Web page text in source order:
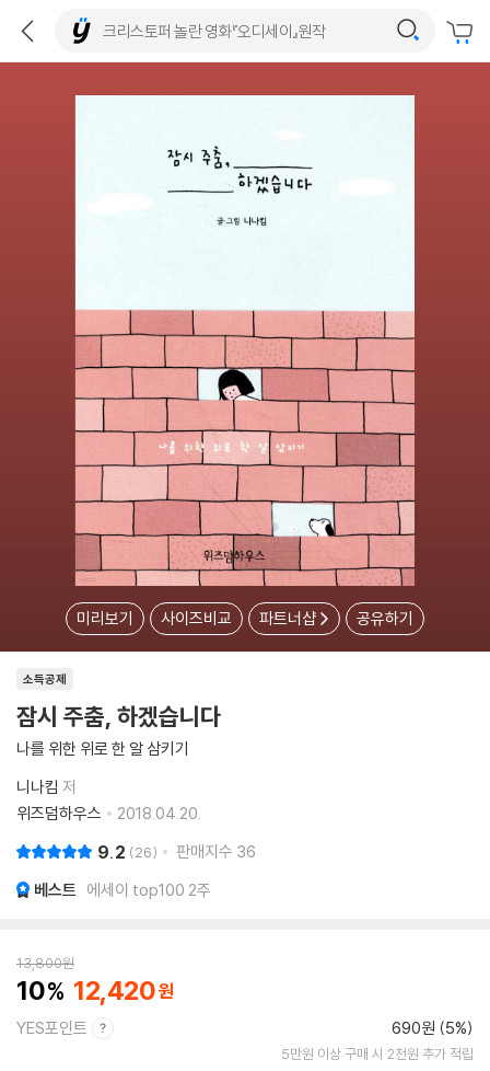
미리보기 사이즈비교 파트너샵 공유하기
소득공제
잠시 주춤, 하겠습니다
나를 위한 위로 한 알 삼키기
니나킴 저
위즈덤하우스
2018.04.20.
9.2 26 판매지수 36
베스트 에세이 top100 2주
13,800원
10 12,420
YES포인트 690원 (5%)
5만원 이상 구매 시 2천원 추가 적립